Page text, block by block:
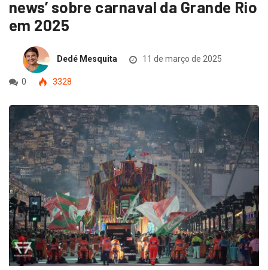
news’ sobre carnaval da Grande Rio
em 2025
Dedé Mesquita 11 de março de 2025
0 3328